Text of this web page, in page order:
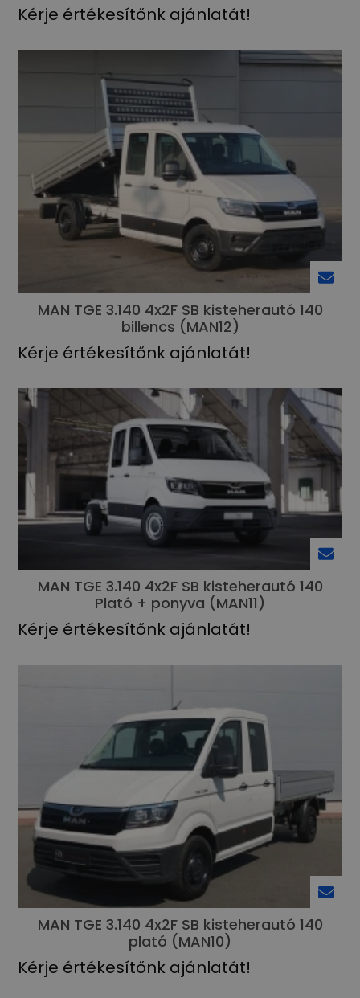
Kérje értékesítőnk ajánlatát!
MAN TGE 3.140 4x2F SB kisteherautó 140
billencs (MAN12)
Kérje értékesítőnk ajánlatát!
MAN TGE 3.140 4x2F SB kisteherautó 140
Plató + ponyva (MAN11)
Kérje értékesítőnk ajánlatát!
MAN TGE 3.140 4x2F SB kisteherautó 140
plató (MAN10)
Kérje értékesítőnk ajánlatát!